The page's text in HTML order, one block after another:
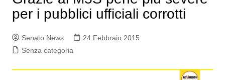
per i pubblici ufficiali corrotti
Senato News
24 Febbraio 2015
Senza categoria